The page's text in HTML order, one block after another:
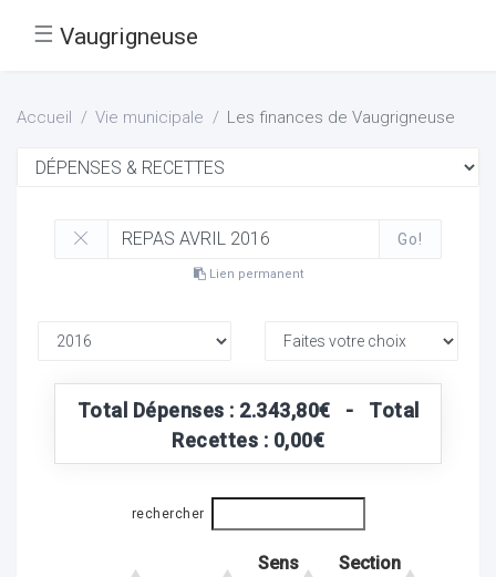
☰ Vaugrigneuse
Accueil Vie municipale Les finances de Vaugrigneuse
Go!
Lien permanent
Total Dépenses : 2.343,80€ - Total
Recettes : 0,00€
rechercher
Sens
Section